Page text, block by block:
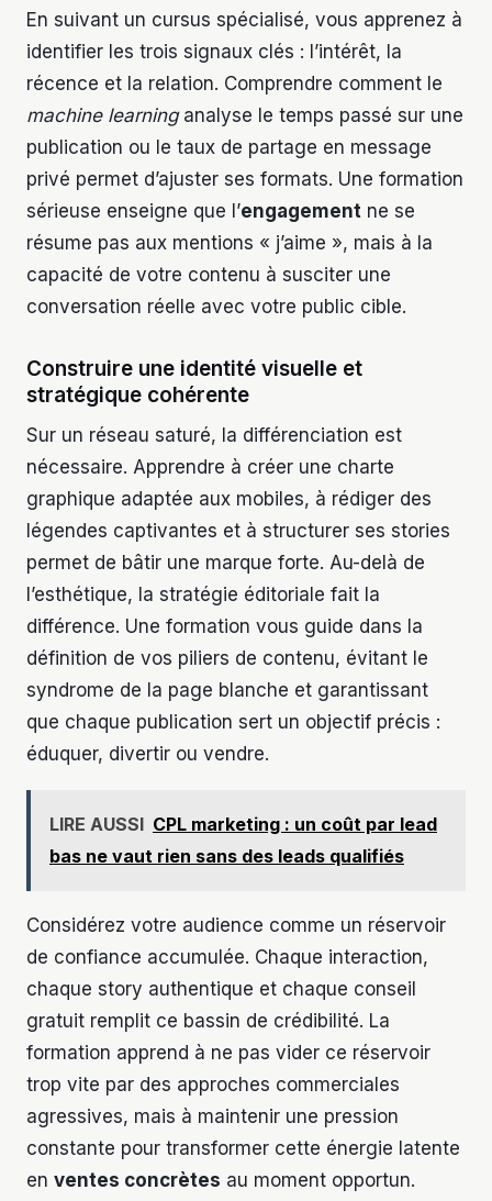
En suivant un cursus spécialisé, vous apprenez à
identifier les trois signaux clés : l’intérêt, la
récence et la relation. Comprendre comment le
machine learninganalyse le temps passé sur une
publication ou le taux de partage en message
privé permet d’ajuster ses formats. Une formation
sérieuse enseigne que l’engagement ne se
résume pas aux mentions « j’aime », mais à la
capacité de votre contenu à susciter une
conversation réelle avec votre public cible.
Construire une identité visuelle et
stratégique cohérente
Sur un réseau saturé, la différenciation est
nécessaire. Apprendre à créer une charte
graphique adaptée aux mobiles, à rédiger des
légendes captivantes et à structurer ses stories
permet de bâtir une marque forte. Au-delà de
l’esthétique, la stratégie éditoriale fait la
différence. Une formation vous guide dans la
définition de vos piliers de contenu, évitant le
syndrome de la page blanche et garantissant
que chaque publication sert un objectif précis :
éduquer, divertir ou vendre.
LIRE AUSSI CPL marketing : un coût par lead
bas ne vaut rien sans des leads qualifiés
Considérez votre audience comme un réservoir
de confiance accumulée. Chaque interaction,
chaque story authentique et chaque conseil
gratuit remplit ce bassin de crédibilité. La
formation apprend à ne pas vider ce réservoir
trop vite par des approches commerciales
agressives, mais à maintenir une pression
constante pour transformer cette énergie latente
en ventes concrètes au moment opportun.